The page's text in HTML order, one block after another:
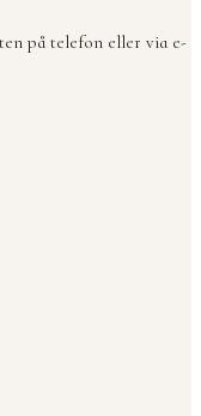
på telefon eller via e-